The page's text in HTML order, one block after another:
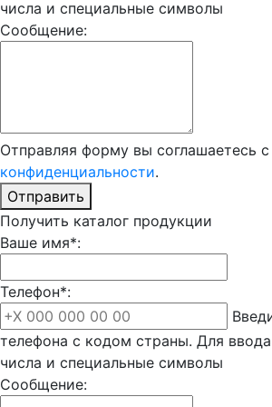
числа и специальные символы
Сообщение:
Отправляя форму вы соглашаетесь
конфиденциальности.
Отправить
Получить каталог продукции
Ваше имя*:
Телефон*:
телефона с кодом страны. Для
числа и специальные символы
Сообщение: